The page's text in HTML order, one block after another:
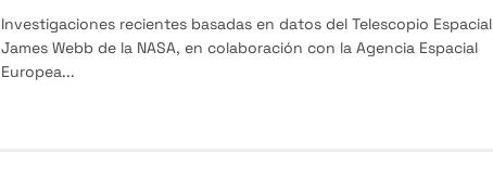
Investigaciones recientes basadas en datos del Telescopio Espacial
James Webb de la NASA, en colaboración con la Agencia Espacial
Europea...